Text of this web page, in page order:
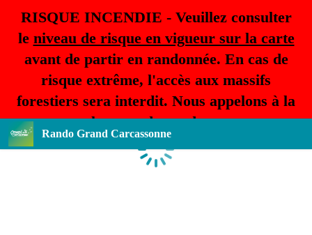
RISQUE INCENDIE - Veuillez consulter
le niveau de risque en vigueur sur la carte
avant de partir en randonnée. En cas de
risque extrême, l'accès aux massifs
forestiers sera interdit. Nous appelons à la
plus grande prudence.
Rando Grand Carcassonne
Chargement